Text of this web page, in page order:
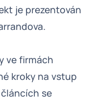
je prezentován
ve firmách
kroky na vstup
se